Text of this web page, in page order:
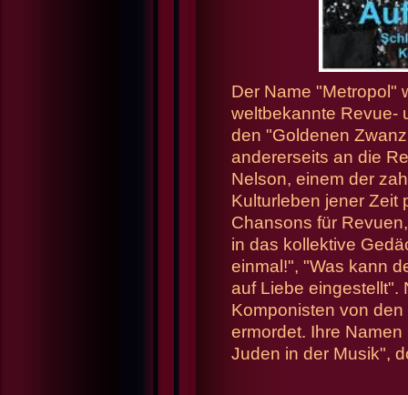
Der Name "Metropol"
weltbekannte Revue-
den "Goldenen
andererseits an die
Nelson, einem der
Kulturleben jener Zeit
Chansons für
in das kollektive
einmal!", "Was kann
auf Liebe eingestellt".
Komponisten von
ermordet. Ihre
Juden in der Musik",